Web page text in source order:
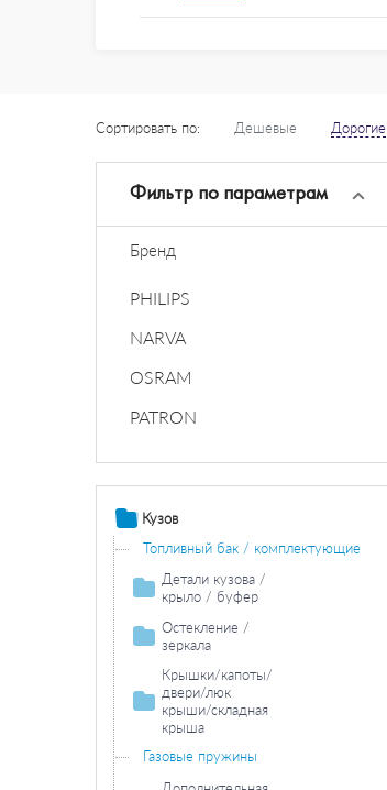
Сортировать по: Дешевые Дорогие
Фильтр по параметрам
Бренд
PHILIPS
NARVA
OSRAM
PATRON
Кузов
Топливный бак / комплектующие
Детали кузова /
крыло / буфер
Продольная / поперечная балка
Колесная ниша
Накладки порога / двери
Боковина
Остекление /
зеркала
Зеркала
Крышки/капоты/
двери/люк
крыши/складная
крыша
Двери / комплектующие
Газовые пружины